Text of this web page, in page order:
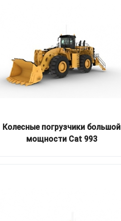
Колесные погрузчики большой
мощности Cat 993